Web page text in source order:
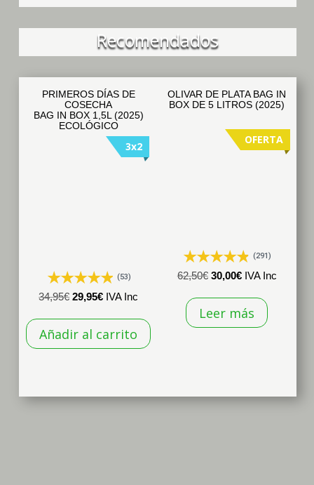
Recomendados
PRIMEROS DÍAS DE
COSECHA
BAG IN BOX 1,5L (2025)
ECOLÓGICO
3x2
(53)
34,95€ El
original
era:
29,95€El
actual
es:
IVA Inc
Añadir al carrito
OLIVAR DE PLATA BAG IN
BOX DE 5 LITROS (2025)
OFERTA
(291)
62,50€ El
original
era:
30,00€El
actual
es:
IVA Inc
Leer más